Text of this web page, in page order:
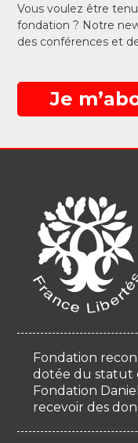
Vous voulez être
fondation ? Notre
des conférences et
Je
Fondation
dotée du statut
Fondation
recevoir des